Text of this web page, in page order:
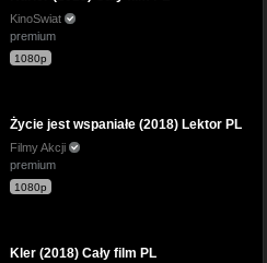
KinoSwiat
premium
1080p
Życie jest wspaniałe (2018) Lektor PL
Filmy Akcji
premium
1080p
Kler (2018) Cały film PL